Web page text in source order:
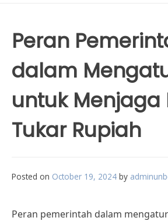
Peran
dalam
untuk Menjaga
Tukar Rupiah
Posted on October 19, 2024 by
Peran pemerintah dalam